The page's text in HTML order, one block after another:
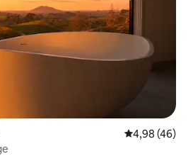
Évaluation
4,98 (46)